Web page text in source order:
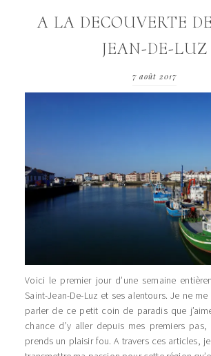
A LA DECOUVERTE
JEAN-DE-LUZ
7 août 2017
Voici le premier jour d’une semaine
Saint-Jean-De-Luz et ses alentours. Je ne
parler de ce petit coin de paradis que
chance d’y aller depuis mes premiers
prends un plaisir fou. A travers ces articles,